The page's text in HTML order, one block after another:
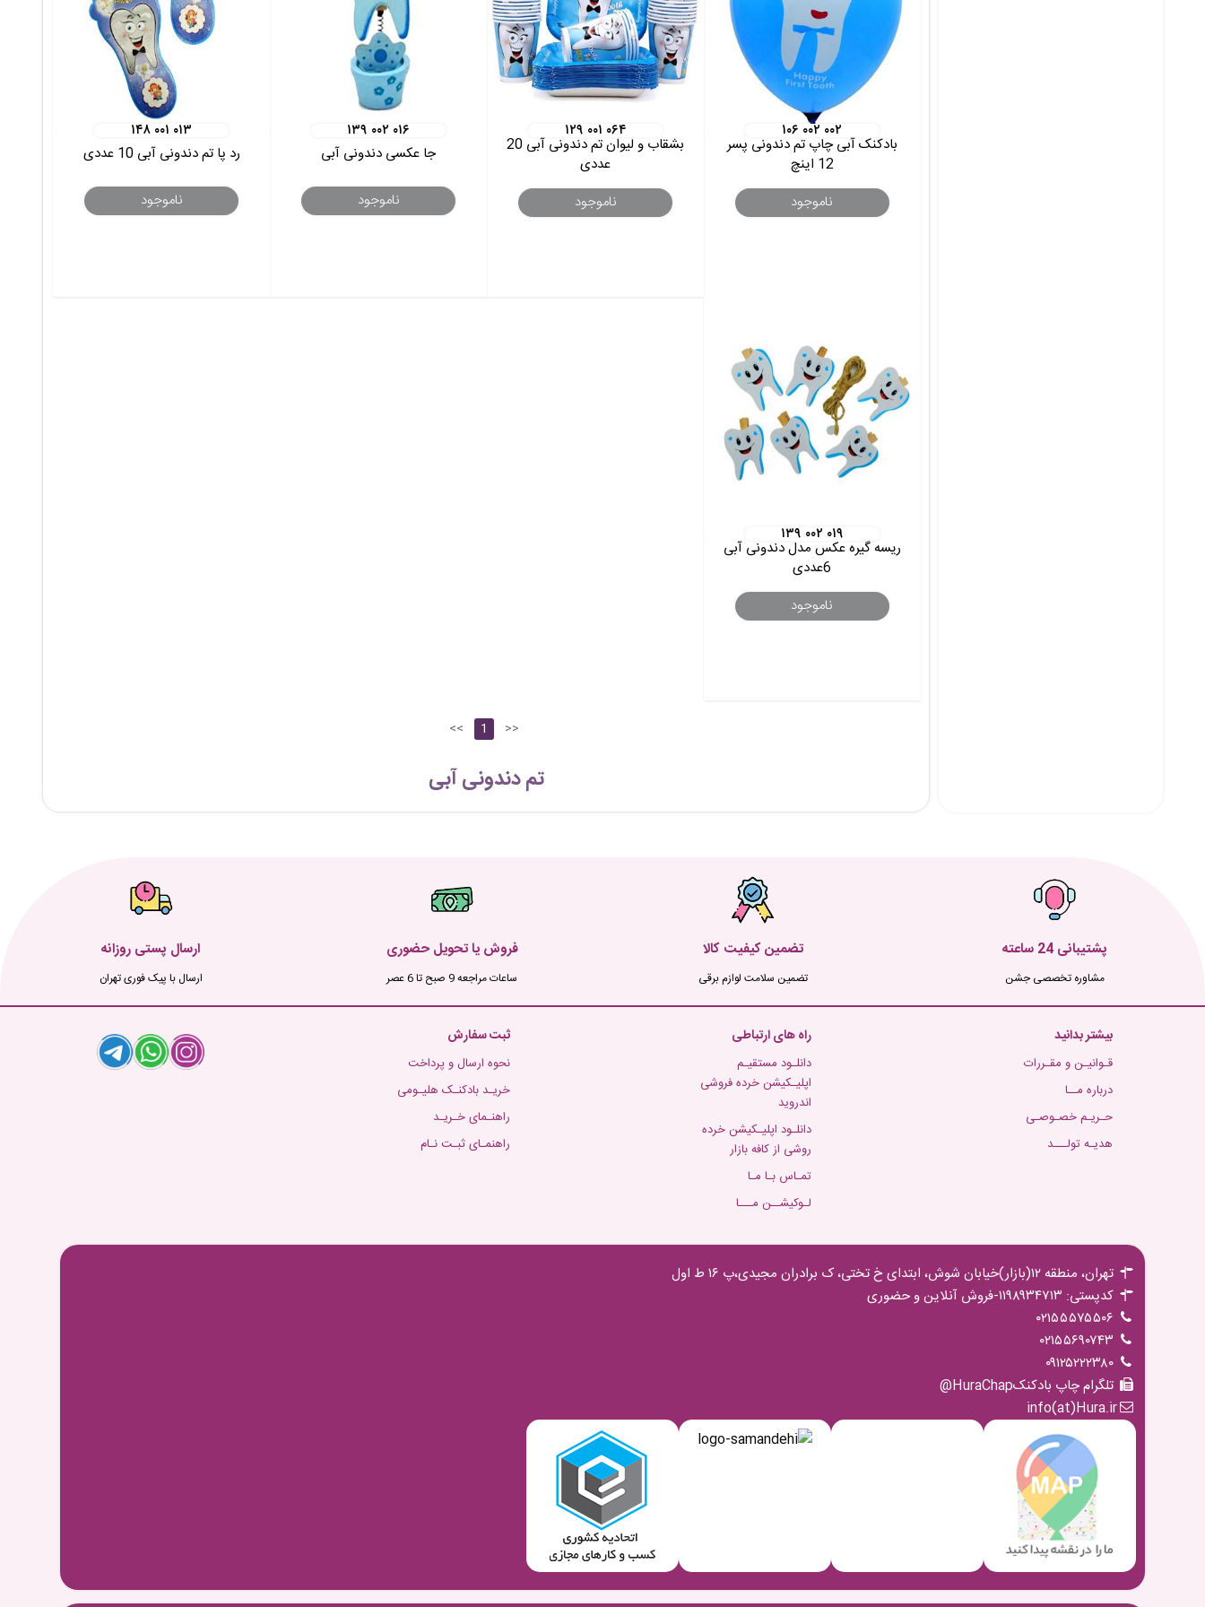
۱۰۶ ۰۰۲ ۰۰۲
بادکنک آبی چاپ تم دندونی پسر
12 اینچ
ناموجود
۱۲۹ ۰۰۱ ۰۶۴
بشقاب و لیوان تم دندونی آبی 20
عددی
ناموجود
۱۳۹ ۰۰۲ ۰۱۶
جا عکسی دندونی آبی
ناموجود
۱۴۸ ۰۰۱ ۰۱۳
رد پا تم دندونی آبی 10 عددی
ناموجود
۱۳۹ ۰۰۲ ۰۱۹
ریسه گیره عکس مدل دندونی آبی
6عددی
ناموجود
<< 1 >>
تم دندونی آبی
پشتیبانی 24 ساعته
مشاوره تخصصی جشن
تضمین کیفیت کالا
تضمین سلامت لوازم برقی
فروش یا تحویل حضوری
ساعات مراجعه 9 صبح تا 6 عصر
ارسال پستی روزانه
ارسال با پیک فوری تهران
بیشتر بدانید
قـوانیـن و مقـررات
درباره مــا
حـریـم خصـوصـی
هدیـه تولـــد
راه های ارتباطی
دانلـود مستقیـم
اپلیـکیشن خرده فروشی
اندروید
دانلـود اپلیـکیشن خرده
روشی از کافه بازار
تمـاس بـا مـا
لـوکیشــن مـــا
ثبت سفارش
نحوه ارسال و پرداخت
خریـد بادکنـک هلیـومی
راهنـمای خـریـد
راهنمـای ثبـت نـام
تهران، منطقه ۱۲(بازار)خیابان شوش، ابتدای خ تختی، ک برادران مجیدی،پ ۱۶ ط اول
کدپستی: ۱۱۹۸۹۳۴۷۱۳-فروش آنلاین و حضوری
۰۲۱۵۵۵۷۵۵۰۶
۰۲۱۵۵۶۹۰۷۴۳
۰۹۱۲۵۲۲۲۳۸۰
تلگرام چاپ بادکنکHuraChap@
info(at)Hura.ir